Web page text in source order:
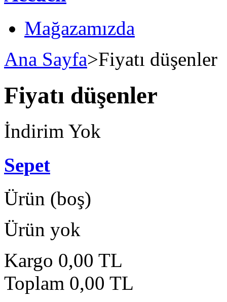
Mağazamızda
Ana Sayfa>Fiyatı düşenler
Fiyatı düşenler
İndirim Yok
Sepet
Ürün (boş)
Ürün yok
Kargo 0,00 TL
Toplam 0,00 TL